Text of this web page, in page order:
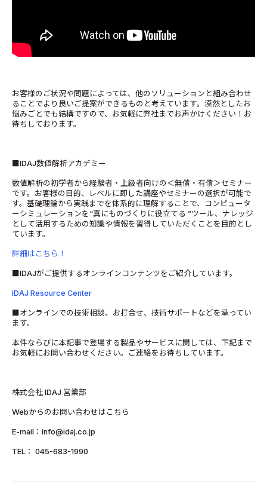
お客様のご状況や問題によっては、他のソリューションと組み合わせ
ることでより良いご提案ができるものと考えています。漠然としたお
悩みごとでも結構ですので、お気軽に弊社までお声かけください！お
待ちしております。
■IDAJ数値解析アカデミー
数値解析の初学者から経験者・上級者向けの＜無償・有償＞セミナー
です。お客様の目的、レベルに即した講座やセミナーの選択が可能で
す。基礎理論から実践までを体系的に理解することで、コンピュータ
ーシミュレーションを“真にものづくりに役立てる ”ツール、ナレッジ
として活用するための知識や情報を習得していただくことを目的とし
ています。
詳細はこちら！
■IDAJがご提供するオンラインコンテンツをご紹介しています。
IDAJ Resource Center
■オンラインでの技術相談、お打合せ、技術サポートなどを承ってい
ます。
本件ならびに本記事で登場する製品やサービスに関しては、下記まで
お気軽にお問い合わせください。ご連絡をお待ちしています。
株式会社 IDAJ 営業部
Webからのお問い合わせはこちら
E-mail：info@idaj.co.jp
TEL： 045-683-1990